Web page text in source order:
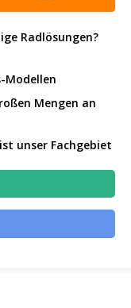
Radlösungen?
Modellen
Mengen an
unser Fachgebiet